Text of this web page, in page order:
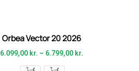
Orbea Vector 20 2026
6.099,00 kr. – 6.799,00 kr.